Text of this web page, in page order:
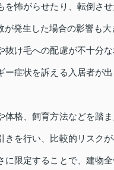
を怖がらせたり、転倒さ
が発生した場合の影響も大
抜け毛への配慮が不十分
ー症状を訴える入居者が
体格、飼育方法などを踏
きを行い、比較的リスク
に限定することで、建物